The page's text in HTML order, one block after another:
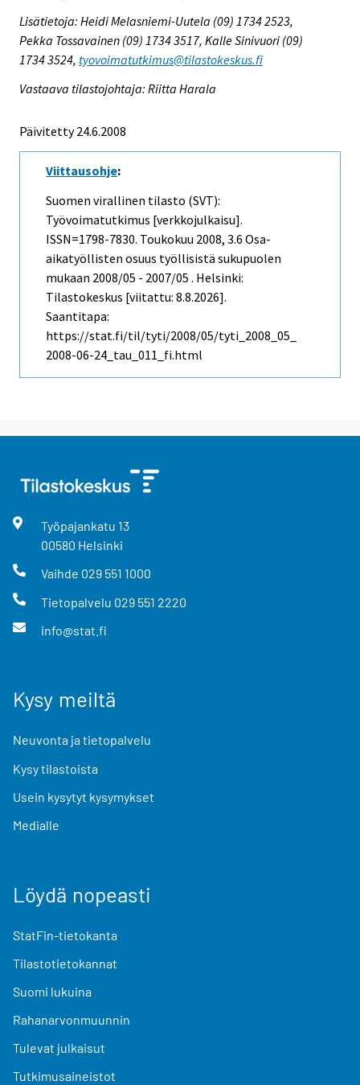
Lisätietoja: Heidi Melasniemi-Uutela (09) 1734 2523,
Pekka Tossavainen (09) 1734 3517, Kalle Sinivuori (09)
1734 3524, tyovoimatutkimus@tilastokeskus.fi
Vastaava tilastojohtaja: Riitta Harala
Päivitetty 24.6.2008
Viittausohje:
Suomen virallinen tilasto (SVT):
Työvoimatutkimus [verkkojulkaisu].
ISSN=1798-7830. Toukokuu 2008, 3.6 Osa-
aikatyöllisten osuus työllisistä sukupuolen
mukaan 2008/05 - 2007/05 . Helsinki:
Tilastokeskus [viitattu: 8.8.2026].
Saantitapa:
https://stat.fi/til/tyti/2008/05/tyti_2008_05_
2008-06-24_tau_011_fi.html
Työpajankatu 13
00580 Helsinki
Vaihde 029 551 1000
Tietopalvelu 029 551 2220
info@stat.fi
Kysy meiltä
Neuvonta ja tietopalvelu
Kysy tilastoista
Usein kysytyt kysymykset
Medialle
Löydä nopeasti
StatFin-tietokanta
Tilastotietokannat
Suomi lukuina
Rahanarvonmuunnin
Tulevat julkaisut
Tutkimusaineistot